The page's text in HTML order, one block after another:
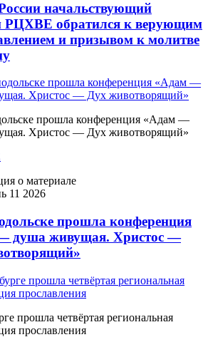
начальствующий
РЦХВЕ обратился к верующим
и призывом к молитве
прошла конференция «Адам —
Христос — Дух животворящий»
о материале
11 2026
прошла конференция
душа живущая. Христос —
прошла четвёртая региональная
прославления